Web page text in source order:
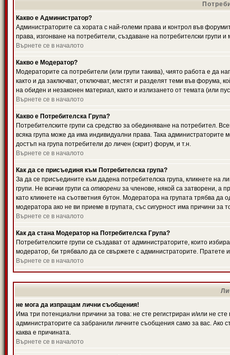
Какво е Администратор?
Администраторите са хората с най-големи права и контрол във
права, изгонване на потребители, създаване на потребителски групи
Върнете се в началото
Какво е Модератор?
Модераторите са потребители (или групи такива), чиято работа е да
както и да заключват, отключват, местят и разделят теми във форума,
на обиден и незаконен материал, както и излизането от темата (или
Върнете се в началото
Какво е Потребителска Група?
Потребителските групи са средство за обединяване на потребител.
всяка група може да има индивидуални права. Така
достъп на група потребители до личен (скрит) форум, и т.н.
Върнете се в началото
Как да се присъединя към Потребителска група?
За да се присъедините към дадена потребителска група, кликнете на
групи. Не всички групи са отворени за членове, някой са затворени, а
като кликнете на съответния бутон. Модератора на групата трябва
модератора ако не ви приеме в групата, със сигурност има причини за
Върнете се в началото
Как да стана Модератор на Потребителска Група?
Потребителските групи се създават от администраторите, които
модератор, би трябвало да се свържете с администраторите.
Върнете се в началото
не мога да изпращам лични съобщения!
Има три потенциални причини за това: не сте регистриран и/или не
администраторите са забранили личните съобщения само за вас. Ако
каква е причината.
Върнете се в началото